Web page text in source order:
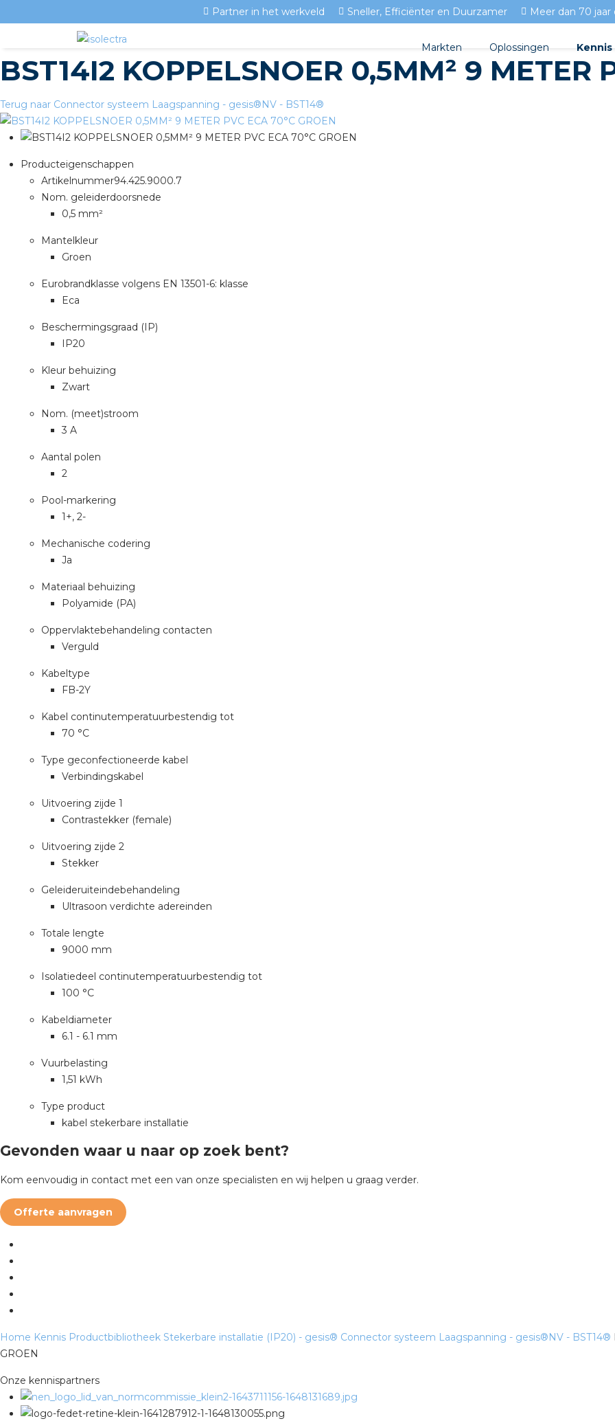
BST14I2 KOPPELSNOER 0,5MM² 9 METER
Terug naar Connector systeem Laagspanning - gesis®NV - BST14®
Producteigenschappen
Artikelnummer94.425.9000.7
Nom. geleiderdoorsnede
0,5 mm²
Mantelkleur
Groen
Eurobrandklasse volgens EN 13501-6: klasse
Eca
Beschermingsgraad (IP)
IP20
Kleur behuizing
Zwart
Nom. (meet)stroom
3 A
Aantal polen
2
Pool-markering
1+, 2-
Mechanische codering
Ja
Materiaal behuizing
Polyamide (PA)
Oppervlaktebehandeling contacten
Verguld
Kabeltype
FB-2Y
Kabel continutemperatuurbestendig tot
70 °C
Type geconfectioneerde kabel
Verbindingskabel
Uitvoering zijde 1
Contrastekker (female)
Uitvoering zijde 2
Stekker
Geleideruiteindebehandeling
Ultrasoon verdichte adereinden
Totale lengte
9000 mm
Isolatiedeel continutemperatuurbestendig tot
100 °C
Kabeldiameter
6.1 - 6.1 mm
Vuurbelasting
1,51 kWh
Type product
kabel stekerbare installatie
Gevonden waar u naar op zoek bent?
Kom eenvoudig in contact met een van onze specialisten en wij helpen u graag verder.
Offerte aanvragen
Home Kennis Productbibliotheek Stekerbare installatie (IP20) - gesis® Connector systeem Laagspanning - gesis®NV - BST14®
GROEN
Onze kennispartners
Partner in het werkveld Sneller, Efficiënter en Duurzamer Meer dan 70 jaar
Markten Oplossingen Kennis